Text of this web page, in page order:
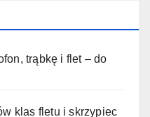
trąbkę i flet – do
klas fletu i skrzypiec